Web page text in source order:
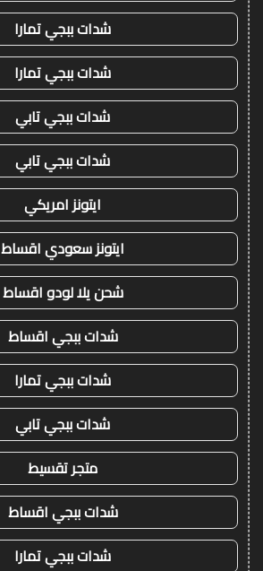
شدات ببجي تمارا
شدات ببجي تمارا
شدات ببجي تابي
شدات ببجي تابي
ايتونز امريكي
ايتونز سعودي اقساط
شحن يلا لودو اقساط
شدات ببجي اقساط
شدات ببجي تمارا
شدات ببجي تابي
متجر تقسيط
شدات ببجي اقساط
شدات ببجي تمارا